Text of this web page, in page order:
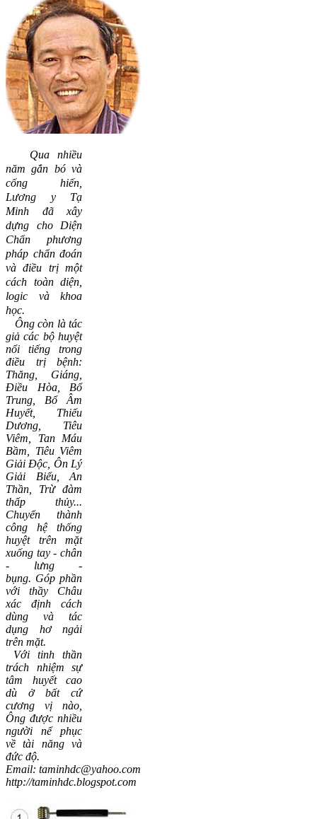
Qua nhiều
năm gắn bó và
cống hiến,
Lương y Tạ
Minh đã xây
dựng cho Diện
Chẩn phương
pháp chẩn đoán
và điều trị một
cách toàn diện,
logic và khoa
học.
Ông còn là tác
giả các bộ huyệt
nổi tiếng trong
điều trị bệnh:
Thăng, Giáng,
Điều Hòa, Bổ
Trung, Bổ Âm
Huyết, Thiếu
Dương, Tiêu
Viêm, Tan Máu
Bầm, Tiêu Viêm
Giải Độc, Ôn Lý
Giải Biểu, An
Thần, Trừ đàm
thấp thủy...
Chuyển thành
công hệ thống
huyệt trên mặt
xuống tay - chân
- lưng -
bụng. Góp phần
với thầy Châu
xác định cách
dùng và tác
dụng hơ ngải
trên mặt.
Với tinh thần
trách nhiệm sự
tâm huyết cao
dù ở bất cứ
cương vị nào,
Ông được nhiều
người nể phục
về tài năng và
đức độ.
Email: taminhdc@yahoo.com
http://taminhdc.blogspot.com